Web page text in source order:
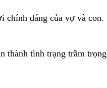
chính đáng của vợ và con.
thành tình trạng trầm